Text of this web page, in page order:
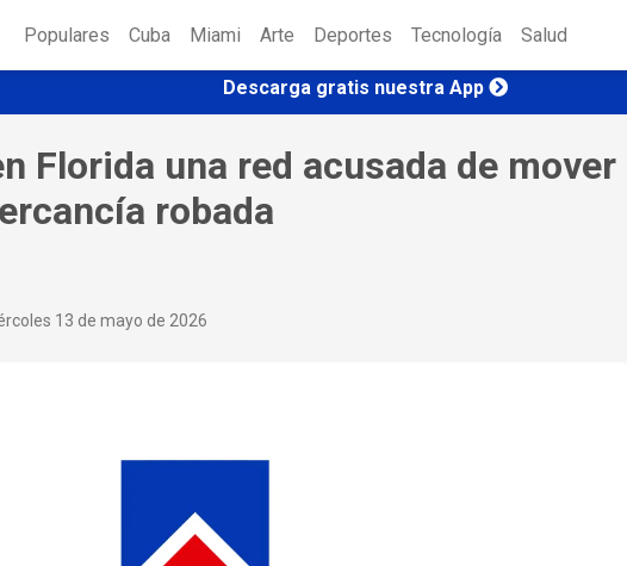
Populares Cuba Miami Arte Deportes Tecnología Salud
Descarga gratis nuestra App
Florida una red acusada de mover
robada
13 de mayo de 2026